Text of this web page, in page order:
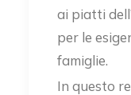
ai piatti
per le
famiglie.
In questo